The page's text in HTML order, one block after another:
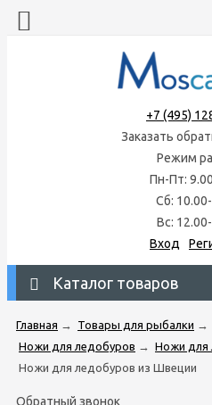
+7 (495)
Заказать
Режим
Пн-Пт:
Сб:
Вс:
Вход
Каталог товаров
Главная → Товары для рыбалки →
Ножи для ледобуров → Ножи для
Ножи для ледобуров из Швеции
Обратный звонок